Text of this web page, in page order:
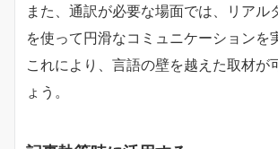
また、通訳が必要な場面では、リアル
を使って円滑なコミュニケーションを
これにより、言語の壁を越えた取材が
ょう。